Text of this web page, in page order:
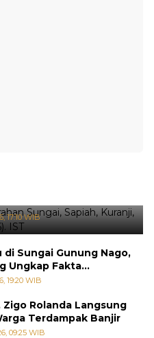
Titik Banjir Terdeteksi di
17:10 WIB
di Sungai Gunung Nago,
Ungkap Fakta
19:20 WIB
Zigo Rolanda Langsung
Terdampak Banjir
09:25 WIB